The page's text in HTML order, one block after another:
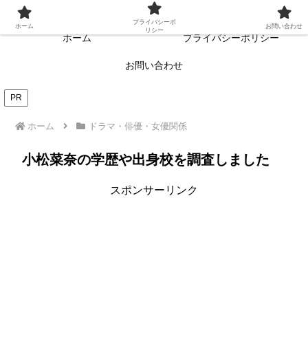
常に読者目線・読者ファーストを目指す!!
ホーム プライバシーポリシー
お問い合わせ
PR
ホーム ドラマ・俳優・女優関係
小松菜奈の学歴や出身校を調査しました
スポンサーリンク
ホーム
プライバシーポ
リシー
お問い合わせ